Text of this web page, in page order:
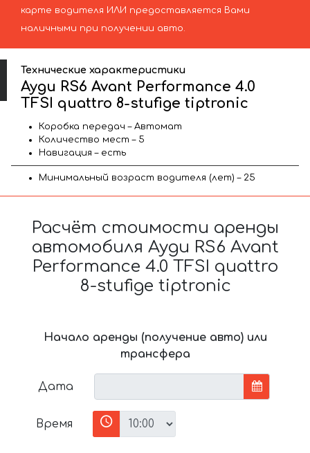
карте водителя ИЛИ предоставляется Вами
наличными при получении авто.
Технические характеристики
Ауди RS6 Avant Performance 4.0
TFSI quattro 8-stufige tiptronic
Коробка передач – Автомат
Количество мест – 5
Навигация – есть
Минимальный возраст водителя (лет) – 25
Расчёт стоимости аренды
автомобиля Ауди RS6 Avant
Performance 4.0 TFSI quattro
8-stufige tiptronic
Начало аренды (получение авто) или
трансфера
Дата
Время